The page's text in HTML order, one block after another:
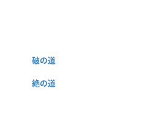
破の道
絶の道